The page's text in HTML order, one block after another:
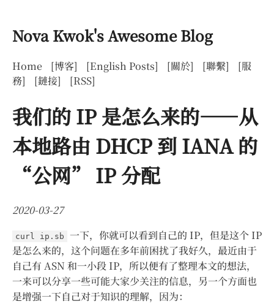
Nova Kwok's Awesome Blog
Home [博客] [English Posts] [關於] [聯繫]
[服
務]
[鏈接] [RSS]
我们的 IP 是怎么来的——从
本地路由 DHCP 到 IANA 的
“公网” IP 分配
2020-03-27
curl ip.sb
一下，你就可以看到自己的 IP，但是这个 IP
是怎么来的，这个问题在多年前困扰了我好久，最近由于
自己有 ASN 和一小段 IP，所以便有了整理本文的想法，
一来可以分享一些可能大家少关注的信息，另一个方面也
是增强一下自己对于知识的理解，因为：